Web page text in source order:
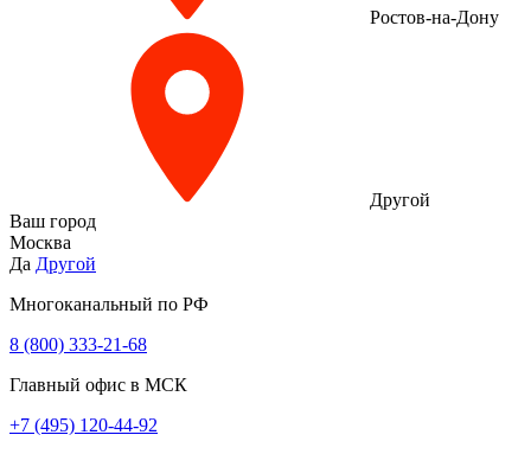
Ростов-на-Дону
Другой
Ваш город
Москва
Да Другой
Многоканальный по РФ
8 (800) 333‑21-68
Главный офис в МСК
+7 (495) 120-44-92